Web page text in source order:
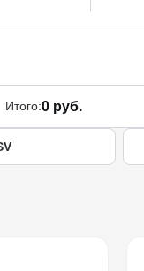
Итого:0 руб.